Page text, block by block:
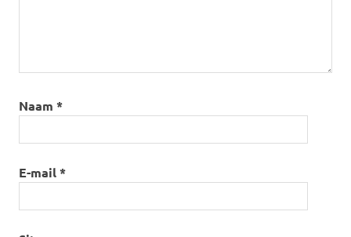
Naam *
E-mail*